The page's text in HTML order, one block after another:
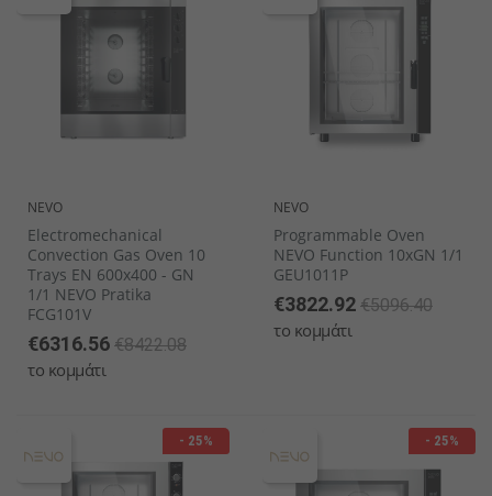
NEVO
Electromechanical
Convection Gas Oven 10
Trays EN 600x400 - GN
1/1 NEVO Pratika
FCG101V
€6316.56 €8422.08
το κομμάτι
NEVO
Programmable Oven
NEVO Function 10xGN 1/1
GEU1011P
€3822.92 €5096.40
το κομμάτι
- 25% - 25%